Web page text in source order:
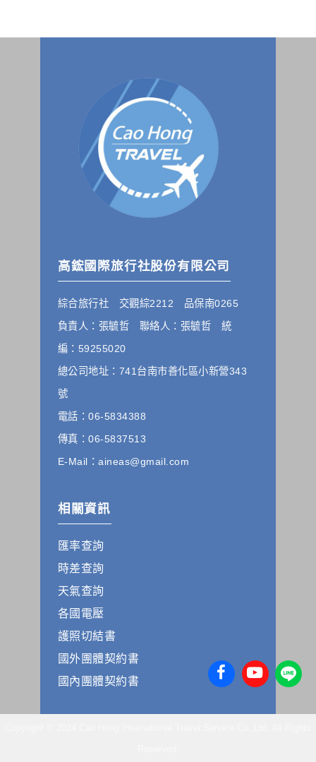
錄等，做為我們增進網站服務的參考依據，此記錄為內部應
分析，分析結果之統計數據或說明文字呈現，除供內部研究
外，我們會視需要公佈統計數據及說明文字，但不涉及特定個
除非取得您的同意或其他法令之特別規定，本網站絕不會將您
的個人資料揭露予第三人或使用於蒐集目的以外之其他用途。
在您於本網站註冊帳號、使用本網站相關產品、服務、活動或
贈獎時，本網站會收集您的個人識別資料，本網站也可以從商
業夥伴處取得個人資料。
當客戶在本網站註冊時，我們會取得您的姓名、電話、住址、
身份證字號、電子郵件、出生日期、性別、行業等相關資料，
當您註冊成功，並登入使用我們的服務後，我們即取得您的資
成功，並登入使用我們的服務後，本網站即取得您的資料。
用的瀏覽器、瀏覽及點選資料紀錄等。本網站會對個別連線者
的瀏覽器予以標示，歸納使用者瀏覽器在本網站內部所瀏覽的
網頁，除非您願意告知您的個人資料，否則本網站不會也無法
將此項記錄和您對應。請您注意，在本網站網刊登廣告之廠
提供的個人資訊，這些廣告廠商、或連結網站有其個別的私權
保護政策，其資料處理措施不適用本網站隱私權保護政策，本
本網站將在事前或註冊登錄取得您的同意後，傳送商業性資料
或電子郵件給您。本公司除了在該資料或電子郵件上註明是由
本公司發送，也會在該資料或電子郵件上提供您能隨時停止接
收這些資料或電子郵件的方法及說明。
本公司不會向任何人出售或出借您的個人識別資料。
1.遵守法令或政府機關的要求；或我們發覺您在網站上的行為
違反本公司旗下網站的會員條款或產品、服務的特定使用指
2.為了保護使用者個人隱私，我們無法為您查詢其他使用者的
向警政單位提出告訴，我們將全力配合警政單位調查並提供所
有相關資料，以協助調查及破案！
自我保護措施:
請妥善保管您在本公司及相關企業伙伴網站的帳號、密碼或個
高鋐國際旅行社股份有限公司
綜合旅行社 交觀綜2212 品保南0265
負責人：張毓哲 聯絡人：張毓哲 統
編：59255020
總公司地址：741台南市善化區小新營343
號
電話：06-5834388
傳真：06-5837513
E-Mail：aineas@gmail.com
相關資訊
匯率查詢
時差查詢
天氣查詢
各國電壓
護照切結書
國外團體契約書
國內團體契約書